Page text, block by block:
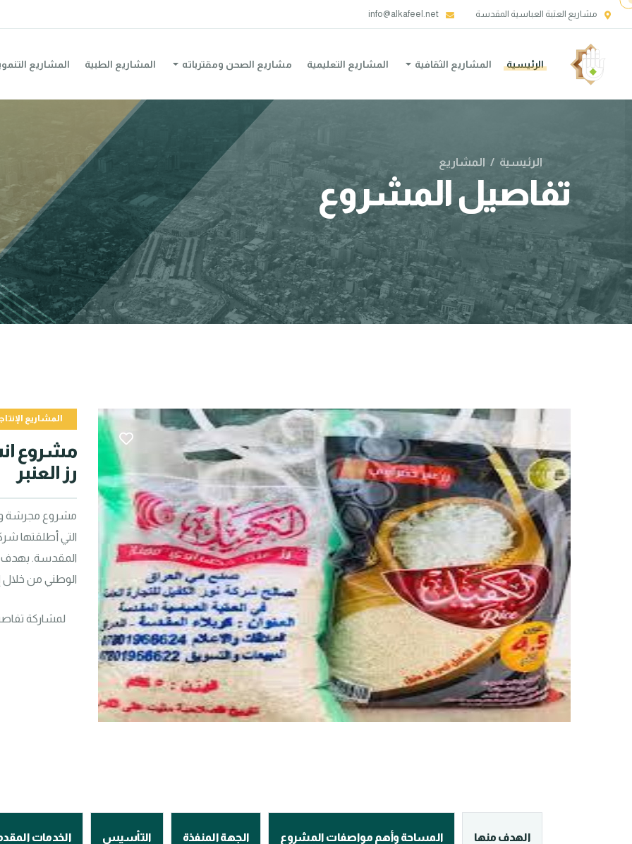
مشاريع العتبة العباسية المقدسة info@alkafeel.net
الرئيسية المشاريع الثقافية المشاريع التعليمية مشاريع الصحن ومقترباته المشاريع الطبية المشاريع
الرئيسية / المشاريع
تفاصيل المشروع
المشاريع
رز العنبر
الوطني من خلال
لمشاركة
الهدف منها المساحة وأهم مواصفات المشروع الجهة المنفذة التأسيس الخدمات